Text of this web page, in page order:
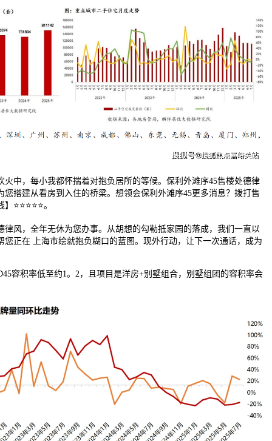
，每小我都怀揣着对抱负居所的等候。保利外滩序45售楼处德律
您搭建从看房到入住的桥梁。想领会保利外滩序45更多消息？拨打售
。
，全年无休为您办事。从胡想的勾勒抵家园的落成，我们一直以
您正在 上海市绘就抱负糊口的蓝图。现外行动，让下一次通话，成为
积率低至约1。2，且项目是洋房+别墅组合，别墅组团的容积率会